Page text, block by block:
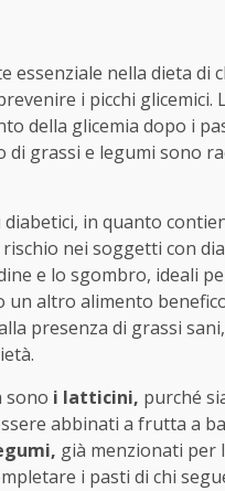
nella dieta di
i picchi
della glicemia dopo i
grassi e legumi sono
in quanto
nei soggetti con
e lo sgombro, ideali
un altro alimento
presenza di grassi
sono i latticini, purché
abbinati a frutta a
già menzionati per
i pasti di chi